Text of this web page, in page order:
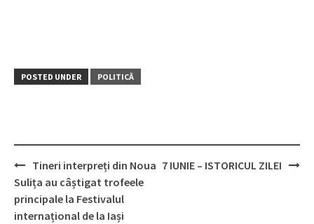
POSTED UNDER POLITICĂ
Post
navigation
Tineri interpreți din Noua
Sulița au câștigat trofeele
principale la Festivalul
internațional de la Iași
7 IUNIE – ISTORICUL ZILEI